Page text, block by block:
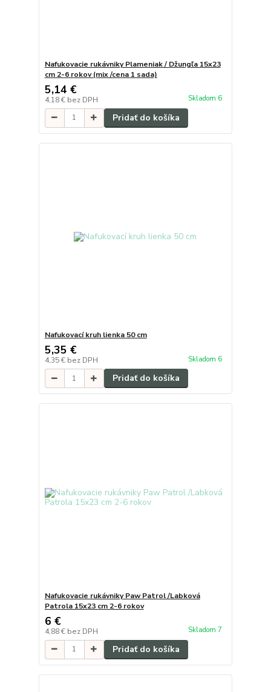
Nafukovacie rukávniky Plameniak / Džungľa 15x23
cm 2-6 rokov (mix /cena 1 sada)
5,14 €
4,18 € bez DPH Skladom 6
Pridať do košíka
Nafukovací kruh lienka 50 cm
5,35 €
4,35 € bez DPH Skladom 6
Pridať do košíka
Nafukovacie rukávniky Paw Patrol /Labková
Patrola 15x23 cm 2-6 rokov
6 €
4,88 € bez DPH Skladom 7
Pridať do košíka